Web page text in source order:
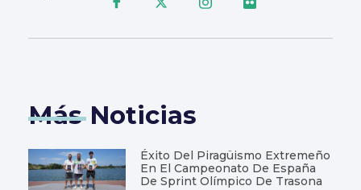
Más Noticias
Éxito Del Piragüismo Extremeño
En El Campeonato De España
De Sprint Olímpico De Trasona